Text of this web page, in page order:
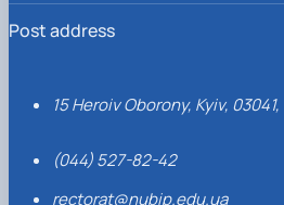
Post address
15 Heroiv Oborony, Kyiv,
(044) 527-82-42
rectorat@nubip.edu.ua